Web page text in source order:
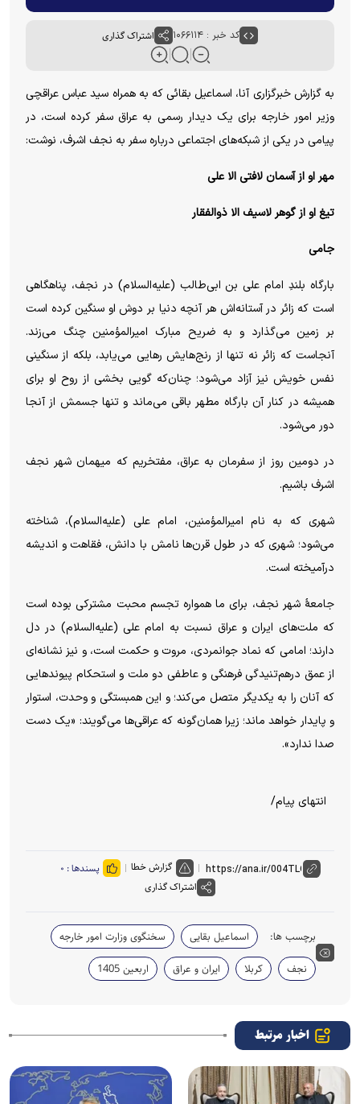
کد خبر : ۱۰۶۶۱۱۴ اشتراک گذاری
به گزارش خبرگزاری آنا، اسماعیل بقائی که به همراه سید عباس عراقچی
وزیر امور خارجه برای یک دیدار رسمی به عراق سفر کرده است، در
پیامی در یکی از شبکه‌های اجتماعی درباره سفر به نجف اشرف، نوشت:
مهر او از آسمان لافتی الا علی
تیغ او از گوهر لاسیف الا ذوالفقار
جامی
بارگاه بلندِ امام علی بن ابی‌طالب (علیه‌السلام) در نجف، پناهگاهی
است که زائر در آستانه‌اش هر آنچه دنیا بر دوش او سنگین کرده است
بر زمین می‌گذارد و به ضریح مبارک امیرالمؤمنین چنگ می‌زند.
آنجاست که زائر نه تنها از رنج‌هایش رهایی می‌یابد، بلکه از سنگینی
نفس خویش نیز آزاد می‌شود؛ چنان‌که گویی بخشی از روح او برای
همیشه در کنار آن بارگاه مطهر باقی می‌ماند و تنها جسمش از آنجا
دور می‌شود.
در دومین روز از سفرمان به عراق، مفتخریم که میهمان شهر نجف
اشرف باشیم.
شهری که به نام امیرالمؤمنین، امام علی (علیه‌السلام)، شناخته
می‌شود؛ شهری که در طول قرن‌ها نامش با دانش، فقاهت و اندیشه
درآمیخته است.
جامعهٔ شهر نجف، برای ما همواره تجسم محبت مشترکی بوده است
که ملت‌های ایران و عراق نسبت به امام علی (علیه‌السلام) در دل
دارند؛ امامی که نماد جوانمردی، مروت و حکمت است، و نیز نشانه‌ای
از عمق درهم‌تنیدگی فرهنگی و عاطفی دو ملت و استحکام پیوند‌هایی
که آنان را به یکدیگر متصل می‌کند؛ و این همبستگی و وحدت، استوار
و پایدار خواهد ماند؛ زیرا همان‌گونه که عراقی‌ها می‌گویند: «یک دست
صدا ندارد».
انتهای پیام/
گزارش خطا پسندها : ۰
اشتراک گذاری
برچسب ها: اسماعیل بقایی
سخنگوی وزارت امور خارجه
نجف
کربلا ایران و عراق اربعین 1405
اخبار مرتبط